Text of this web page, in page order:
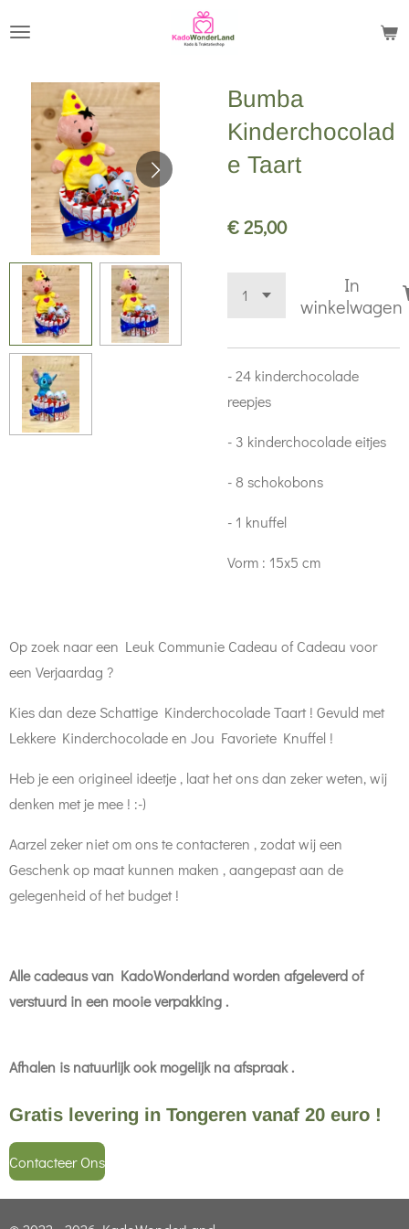
hoofdinhoud
Bumba
Kinderchocolad
e Taart
€ 25,00
In
winkelwagen
- 24 kinderchocolade
reepjes
- 3 kinderchocolade eitjes
- 8 schokobons
- 1 knuffel
Vorm : 15x5 cm
Op zoek naar een Leuk Communie Cadeau of Cadeau voor
een Verjaardag ?
Kies dan deze Schattige Kinderchocolade Taart ! Gevuld met
Lekkere Kinderchocolade en Jou Favoriete Knuffel !
Heb je een origineel ideetje , laat het ons dan zeker weten, wij
denken met je mee ! :-)
Aarzel zeker niet om ons te contacteren , zodat wij een
Geschenk op maat kunnen maken , aangepast aan de
gelegenheid of het budget !
Alle cadeaus van KadoWonderland worden afgeleverd of
verstuurd in een mooie verpakking .
Afhalen is natuurlijk ook mogelijk na afspraak .
Gratis levering in Tongeren vanaf 20 euro !
Contacteer Ons